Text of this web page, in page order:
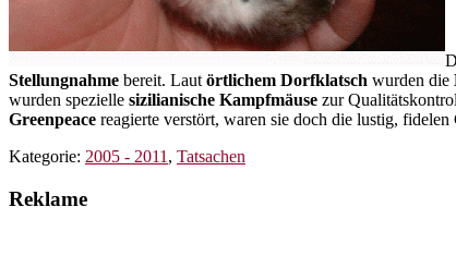
Stellungnahme bereit. Laut örtlichem Dorfklatsch wurden die
wurden spezielle sizilianische Kampfmäuse zur
Greenpeace reagierte verstört, waren sie doch die lustig,
Kategorie: 2005 - 2011 , Tatsachen
Reklame